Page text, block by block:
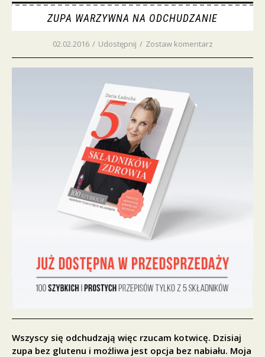
ZUPA WARZYWNA NA ODCHUDZANIE
02.02.2016 / Udostępnij / Zostaw komentarz
Wszyscy się odchudzają więc rzucam kotwicę. Dzisiaj
zupa bez glutenu i możliwa jest opcja bez nabiału. Moja